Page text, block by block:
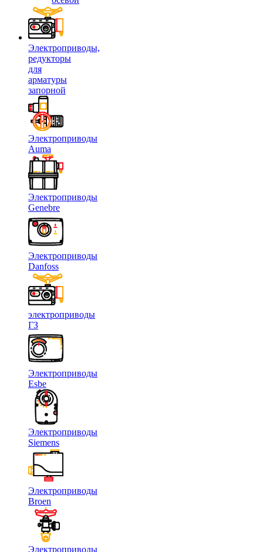
Электроприводы,
редукторы
для
арматуры
запорной
Электроприводы
Auma
Электроприводы
Genebre
Электроприводы
Danfoss
электроприводы
ГЗ
Электроприводы
Esbe
Электроприводы
Siemens
Электроприводы
Broen
Электроприводы